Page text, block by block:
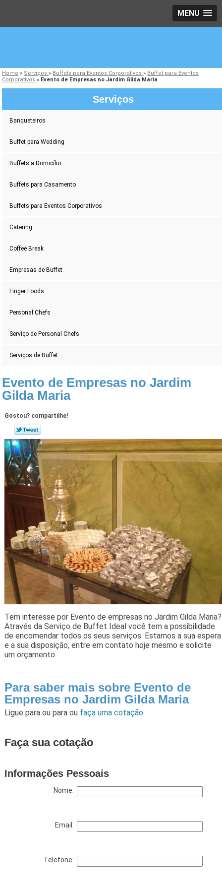
MENU
Home » Serviços» Buffets para Eventos Corporativos» Buffet para Eventos
Corporativos» Evento de Empresas no Jardim Gilda Maria
Serviços
Banqueteiros
Buffet para Wedding
Buffets a Domicílio
Buffets para Casamento
Buffets para Eventos Corporativos
Catering
Coffee Break
Empresas de Buffet
Finger Foods
Personal Chefs
Serviço de Personal Chefs
Serviços de Buffet
Evento de Empresas no Jardim
Gilda Maria
Gostou? compartilhe!
Tem interesse por Evento de empresas no Jardim Gilda Maria?
Através da Serviço de Buffet Ideal você tem a possibilidade
de encomendar todos os seus serviços. Estamos a sua espera
e a sua disposição, entre em contato hoje mesmo e solicite
um orçamento.
Para saber mais sobre Evento de
Empresas no Jardim Gilda Maria
Ligue para ou para ou faça uma cotação
Faça sua cotação
Informações Pessoais
Nome:
Email:
Telefone: